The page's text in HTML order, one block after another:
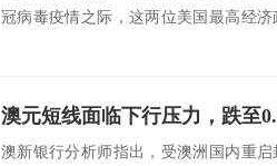
冠病毒疫情之际，这两位美国最高经
澳元短线面临下行压力，跌至
澳新银行分析师指出，受澳洲国内重